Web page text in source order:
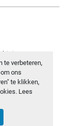
te verbeteren,
ons
te klikken,
Lees